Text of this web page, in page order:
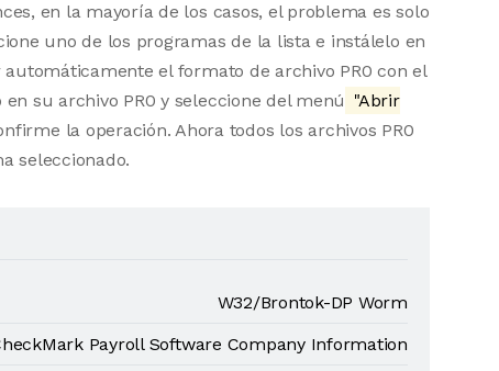
en la mayoría de los casos, el problema es solo
uno de los programas de la lista e instálelo en
el formato de archivo PR0 con el
su archivo PR0 y seleccione del menú "Abrir
la operación. Ahora todos los archivos PR0
seleccionado.
W32/Brontok-DP Worm
Payroll Software Company Information